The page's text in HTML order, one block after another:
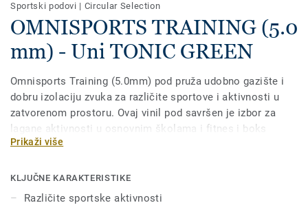
Sportski podovi | Circular Selection
OMNISPORTS TRAINING (5.0
mm) - Uni TONIC GREEN
Omnisports Training (5.0mm) pod pruža udobno gazište i
dobru izolaciju zvuka za različite sportove i aktivnosti u
zatvorenom prostoru. Ovaj vinil pod savršen je izbor za
lagane aktivnosti u osnovnim školama i fitnes i boks
klubovima. Tretiran je našom jedinstvenom Top Clean XP
ekonomičnog održavanja.
Prikaži više
KLJUČNE KARAKTERISTIKE
Različite sportske aktivnosti